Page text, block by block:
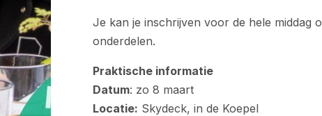
Je kan je inschrijven voor de hele middag
onderdelen.
Praktische informatie
Datum: zo 8 maart
Locatie: Skydeck, in de Koepel